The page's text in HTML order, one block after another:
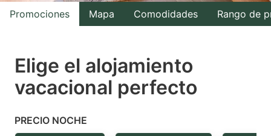
the
select
a
Press
the
select
a
Promociones Mapa Comodidades Rango de
Elige el alojamiento
vacacional perfecto
PRECIO NOCHE